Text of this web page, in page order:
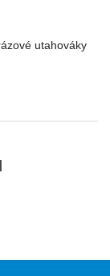
utahováky